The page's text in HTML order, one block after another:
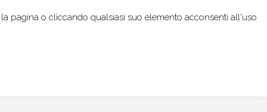
pagina o cliccando qualsiasi suo elemento acconsenti all'uso